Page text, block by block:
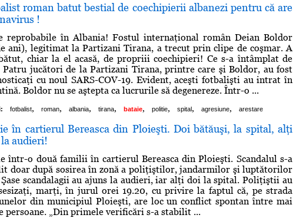
roman batut bestial de coechipierii albanezi pentru că are
!
reprobabile în Albania! Fostul internaţional român Deian Boldor
ani), legitimat la Partizani Tirana, a trecut prin clipe de coşmar. A
chiar la el acasă, de propriii coechipieri! Ce s-a întâmplat de
Patru jucători de la Partizani Tirana, printre care şi Boldor, au fost
cu noul SARS-COV-19. Evident, aceşti fotbalişti au intrat în
Boldor nu se aştepta ca lucrurile să degenereze. Într-o ...
fotbalist, roman, albania, tirana, bataie, politie, spital, agresiune, arestare
în cartierul Bereasca din Ploieşti. Doi bătăuşi, la spital, alţi
la audieri!
într-o două familii în cartierul Bereasca din Ploieşti. Scandalul s-a
doar după sosirea în zonă a poliţiştilor, jandarmilor şi luptătorilor
Şase scandalagii au ajuns la audieri, iar alţi doi la spital. Poliţiştii au
marţi, în jurul orei 19.20, cu privire la faptul că, pe strada
din municipiul Ploieşti, are loc un conflict spontan între mai
persoane. „Din primele verificări s-a stabilit ...